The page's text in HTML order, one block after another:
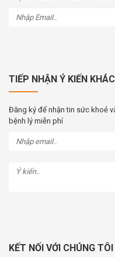
TIẾP NHẬN Ý KIẾN
Đăng ký để nhận tin sức khoẻ
bệnh lý miễn phí
KẾT NỐI VỚI CHÚNG TÔI